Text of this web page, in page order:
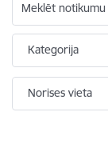
Meklēt notikumu
Kategorija
Norises vieta